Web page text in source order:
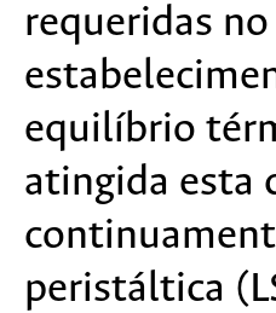
requeridas
equilíbrio
atingida esta
peristáltica